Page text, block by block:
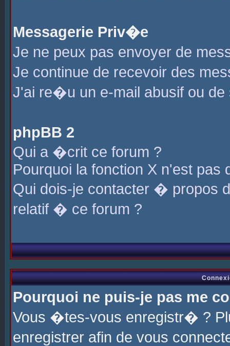
Messagerie Priv�e
Je ne peux pas envoyer de
Je continue de recevoir des
J'ai re�u un e-mail abusif ou de
phpBB 2
Qui a �crit ce forum ?
Pourquoi la fonction X n'est pas
Qui dois-je contacter � propos
relatif � ce forum ?
Pourquoi ne puis-je pas me
Vous �tes-vous enregistr� ?
enregistrer afin de vous